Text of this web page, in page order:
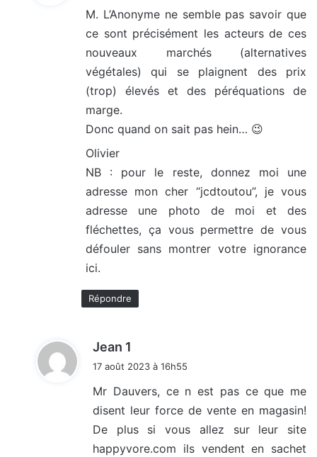
:
M. L’Anonyme ne semble pas savoir que
ce sont précisément les acteurs de ces
nouveaux marchés (alternatives
végétales) qui se plaignent des prix
(trop) élevés et des péréquations de
marge.
Donc quand on sait pas hein… 😉
Olivier
NB : pour le reste, donnez moi une
adresse mon cher “jcdtoutou”, je vous
adresse une photo de moi et des
fléchettes, ça vous permettre de vous
défouler sans montrer votre ignorance
ici.
Répondre
Jean 1
:
17 août 2023 à 16h55
Mr Dauvers, ce n est pas ce que me
disent leur force de vente en magasin!
De plus si vous allez sur leur site
happyvore.com ils vendent en sachet